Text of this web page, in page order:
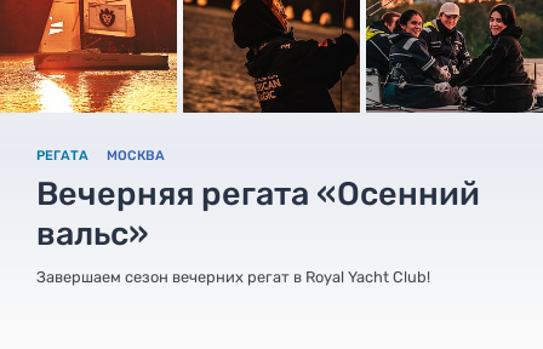
РЕГАТА МОСКВА
Вечерняя регата «Осенний
вальс»
Завершаем сезон вечерних регат в Royal Yacht Club!